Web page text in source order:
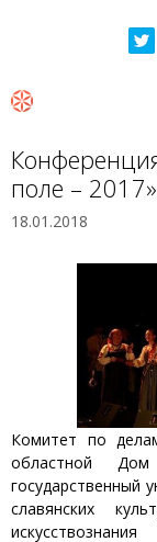
поле – 2017»
18.01.2018
Комитет по
областной Дом
государственный
славянских